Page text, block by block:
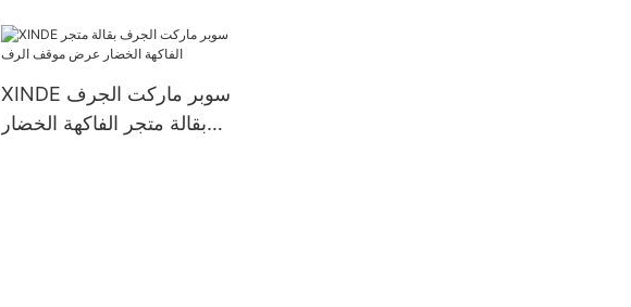
XINDE سوبر ماركت الجرف
بقالة متجر الفاكهة الخضار